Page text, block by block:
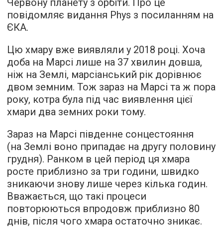
Червону планету з орбіти. Про це
повідомляє видання Phys з посиланням на
ЄКА.
Цю хмару вже виявляли у 2018 році. Хоча
доба на Марсі лише на 37 хвилин довша,
ніж на Землі, марсіанський рік дорівнює
двом земним. Тож зараз на Марсі та ж пора
року, котра була під час виявлення цієї
хмари два земних роки тому.
Зараз на Марсі південне сонцестояння
(на Землі воно припадає на другу половину
грудня). Ранком в цей період ця хмара
росте приблизно за три години, швидко
зникаючи знову лише через кілька годин.
Вважається, що такі процеси
повторюються впродовж приблизно 80
днів, після чого хмара остаточно зникає.